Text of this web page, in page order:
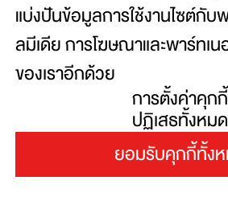
ข้อตกลงและเงื่อนไขการใช้งานเว็
นโยบายความเป็นส่วนตัว
เว็บไซต์นี้ใช้คุกกี้เพื่อเพิ่มประสิทธิภ
ประสบการณ์ที่ดีในการใช้งานและเ
เว็บไซต์นี้จะถือว่าคุณให้ความยิน
ภายใต้นโยบายการใช้คุกกี้ของเรา
แบ่งปันข้อมูลการใช้งานไซต์กับ
ลมีเดีย การโฆษณาและพาร์ทเน
ของเราอีกด้วย
การตั้งค่าคุกกี้
ปฏิเสธทั้งหมด
ยอมรับคุกกี้ทั้ง